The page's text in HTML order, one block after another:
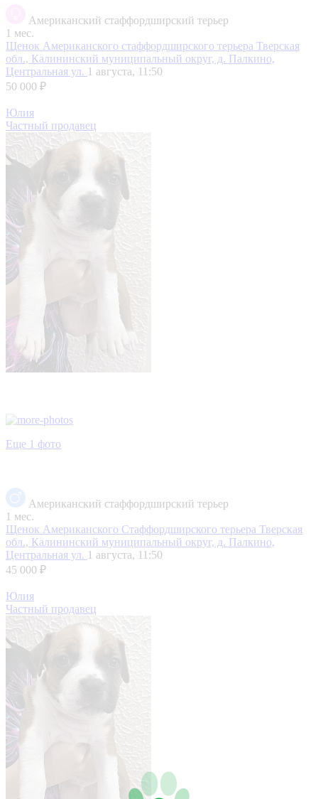
Американский стаффордширский терьер
1 мес.
Щенок Американского стаффордширского терьера Тверская
обл., Калининский муниципальный округ, д. Палкино,
Центральная ул. 1 августа, 11:50
50 000 ₽
Юлия
Частный продавец
Еще 1 фото
Американский стаффордширский терьер
1 мес.
Щенок Американского Стаффордширского терьера Тверская
обл., Калининский муниципальный округ, д. Палкино,
Центральная ул. 1 августа, 11:50
45 000 ₽
Юлия
Частный продавец